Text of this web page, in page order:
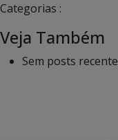
Categorias :
Veja Também
Sem posts